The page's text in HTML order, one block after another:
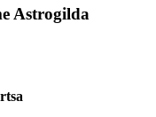
Astrogilda